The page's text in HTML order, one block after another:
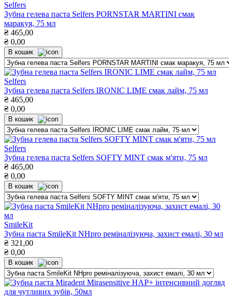
Selfers
Зубна гелева паста Selfers PORNSTAR MARTINI смак
маракуя, 75 мл
₴ 465,00
₴ 0,00
В кошик
Selfers
Зубна гелева паста Selfers IRONIC LIME смак лайм, 75 мл
₴ 465,00
₴ 0,00
В кошик
Selfers
Зубна гелева паста Selfers SOFTY MINT смак м'яти, 75 мл
₴ 465,00
₴ 0,00
В кошик
SmileKit
Зубна паста SmileKit NHpro реміналізуюча, захист емалі, 30 мл
₴ 321,00
₴ 0,00
В кошик